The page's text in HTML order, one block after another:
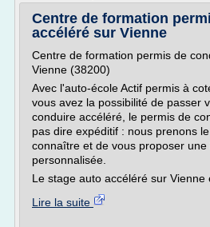
Centre de formation
accéléré sur Vienne
Centre de formation permis de
Vienne (38200)
Avec l'auto-école Actif permis à
vous avez la possibilité de passer
conduire accéléré, le permis de
pas dire expéditif : nous prenons
connaître et de vous proposer une
personnalisée.
Le stage auto accéléré sur Vienne
Lire la suite